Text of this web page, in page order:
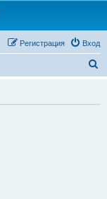
Вход
Регистрация